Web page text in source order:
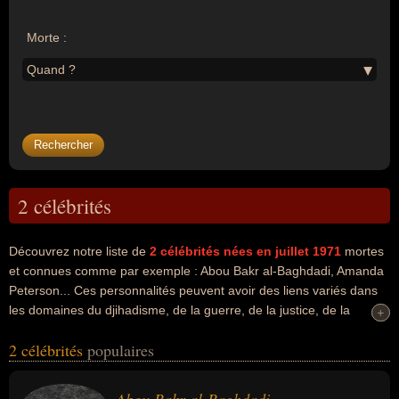
Morte :
Quand ?
2 célébrités
Découvrez notre liste de 2 célébrités nées en juillet 1971 mortes
et connues comme par exemple : Abou Bakr al-Baghdadi, Amanda
Peterson... Ces personnalités peuvent avoir des liens variés dans
les domaines du djihadisme, de la guerre, de la justice, de la
célébrités peuvent également avoir été criminel, croyant, djihadiste,
acteur ou artiste. En ce qui concerne leurs nationalités au moment
+
+
2 célébrités populaires